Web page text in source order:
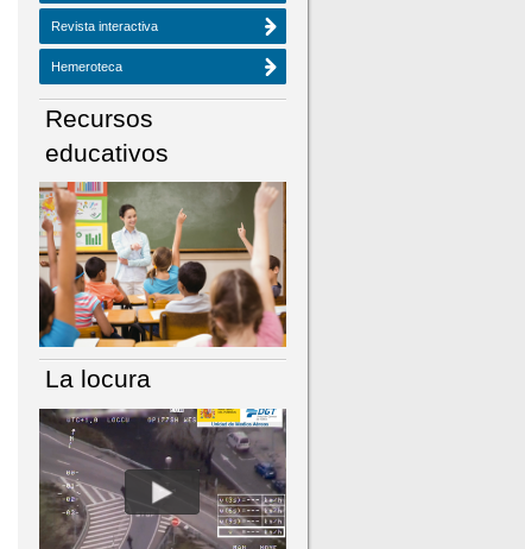
NÚMERO ACTUAL HEMEROTECA
Revista interactiva
Hemeroteca
Recursos
educativos
La locura